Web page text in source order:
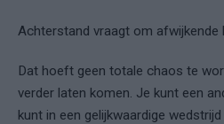
Achterstand vraagt om afwijkende
Dat hoeft geen totale chaos te
verder laten komen. Je kunt een
kunt in een gelijkwaardige